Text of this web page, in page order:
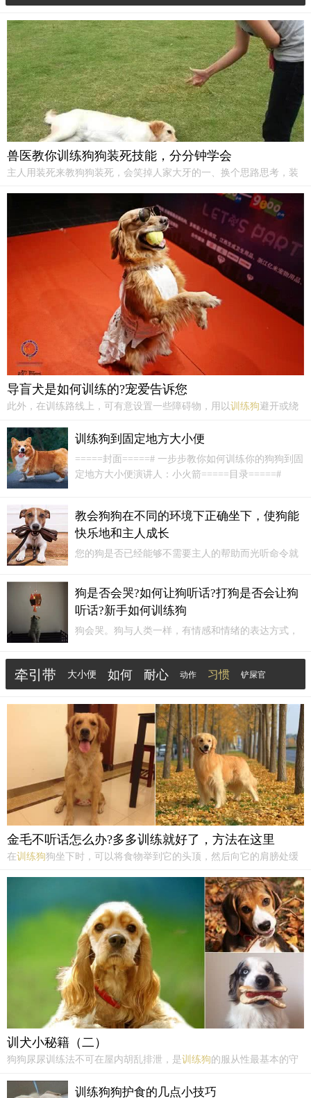
练的时机不...
坏习惯
纠正 训练方法 小狗
兽医教你训练狗狗装死技能，分分钟学会
主人用装死来教狗狗装死，会笑掉人家大牙的一、换个思路思考，装
很多了。我们可以用手将狗狗慢慢推到，推到它完全躺在地上，这时
候就要配合口令，比如：你用手做着枪的姿势，然后发错打枪的声...
导盲犬是如何训练的?宠爱告诉您
此外，在训练路线上，可有意设置一些障碍物，用以训练狗 避开或绕
狗抵制外界的诱惑，顺利完成自己任务的能力。请人等在路边，狗过
来时抛出食物，当它要吃时，训练人就应及时制止。还要训练狗 带
领...
训练狗到固定地方大小便
=====封面=====# 一步步教你如何训练你的狗狗到固
定地方大小便演讲人：小火箭=====目录=====#
正狗狗的错误行为=====...
教会狗狗在不同的环境下正确坐下，使狗能
快乐地和主人成长
您的狗是否已经能够不需要主人的帮助而光听命令就
易分散的地方进行训练?提供帮助的时扔是否过晚?训
练次数是否过多，逐渐地训练狗
人存在的地方也能光听口令就坐下。
狗是否会哭?如何让狗听话?打狗是否会让狗
听话?新手如何训练狗
狗会哭。狗与人类一样，有情感和情绪的表达方式，
痛、悲伤、感动等。训练狗需要耐心和技巧。以下是
一些常见的方法：建立良好的关系：与狗建立亲密、
信任的关系是非常重要的。
牵引带 大小便 如何 耐心 动作 习惯 铲屎官
零食 掌握 咬东西
金毛不听话怎么办?多多训练就好了，方法在这里
在训练狗狗坐下时，可以将食物举到它的头顶，然后向它的肩膀处缓
吃并同时说出“坐下”两字。经过多次的练习让他明白这两个字的含
义，他便可以学会坐下这个动作了。在
狗躺下时，在狗狗坐
训犬小秘籍（二）
狗狗尿尿训练法不可在屋内胡乱排泄，是训练狗的服从性最基本的守
谓三岁定八十，训练如何尿尿最重要的时间是在幼犬至一岁期，这期
训练狗狗护食的几点小技巧